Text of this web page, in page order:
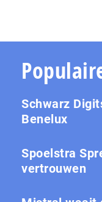
Schwarz
Benelux
Spoelstra
vertrouwen